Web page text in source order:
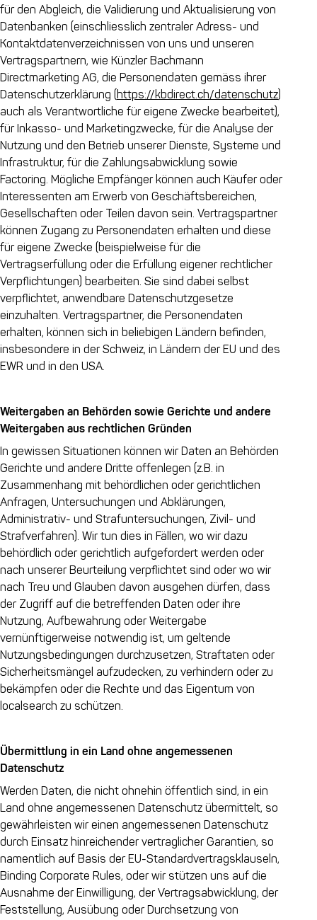
für den Abgleich, die Validierung und Aktualisierung von
Datenbanken (einschliesslich zentraler Adress- und
Kontaktdatenverzeichnissen von uns und unseren
Vertragspartnern, wie Künzler Bachmann
Directmarketing AG, die Personendaten gemäss ihrer
Datenschutzerklärung (https://kbdirect.ch/datenschutz)
auch als Verantwortliche für eigene Zwecke bearbeitet),
für Inkasso- und Marketingzwecke, für die Analyse der
Nutzung und den Betrieb unserer Dienste, Systeme und
Infrastruktur, für die Zahlungsabwicklung sowie
Factoring. Mögliche Empfänger können auch Käufer oder
Interessenten am Erwerb von Geschäftsbereichen,
Gesellschaften oder Teilen davon sein. Vertragspartner
können Zugang zu Personendaten erhalten und diese
für eigene Zwecke (beispielweise für die
Vertragserfüllung oder die Erfüllung eigener rechtlicher
Verpflichtungen) bearbeiten. Sie sind dabei selbst
verpflichtet, anwendbare Datenschutzgesetze
einzuhalten. Vertragspartner, die Personendaten
erhalten, können sich in beliebigen Ländern befinden,
insbesondere in der Schweiz, in Ländern der EU und des
EWR und in den USA.
Weitergaben an Behörden sowie Gerichte und andere
Weitergaben aus rechtlichen Gründen
In gewissen Situationen können wir Daten an Behörden
Gerichte und andere Dritte offenlegen (z.B. in
Zusammenhang mit behördlichen oder gerichtlichen
Anfragen, Untersuchungen und Abklärungen,
Administrativ- und Strafuntersuchungen, Zivil- und
Strafverfahren). Wir tun dies in Fällen, wo wir dazu
behördlich oder gerichtlich aufgefordert werden oder
nach unserer Beurteilung verpflichtet sind oder wo wir
nach Treu und Glauben davon ausgehen dürfen, dass
der Zugriff auf die betreffenden Daten oder ihre
Nutzung, Aufbewahrung oder Weitergabe
vernünftigerweise notwendig ist, um geltende
Nutzungsbedingungen durchzusetzen, Straftaten oder
Sicherheitsmängel aufzudecken, zu verhindern oder zu
bekämpfen oder die Rechte und das Eigentum von
localsearch zu schützen.
Übermittlung in ein Land ohne angemessenen
Datenschutz
Werden Daten, die nicht ohnehin öffentlich sind, in ein
Land ohne angemessenen Datenschutz übermittelt, so
gewährleisten wir einen angemessenen Datenschutz
durch Einsatz hinreichender vertraglicher Garantien, so
namentlich auf Basis der EU-Standardvertragsklauseln,
Binding Corporate Rules, oder wir stützen uns auf die
Ausnahme der Einwilligung, der Vertragsabwicklung, der
Feststellung, Ausübung oder Durchsetzung von